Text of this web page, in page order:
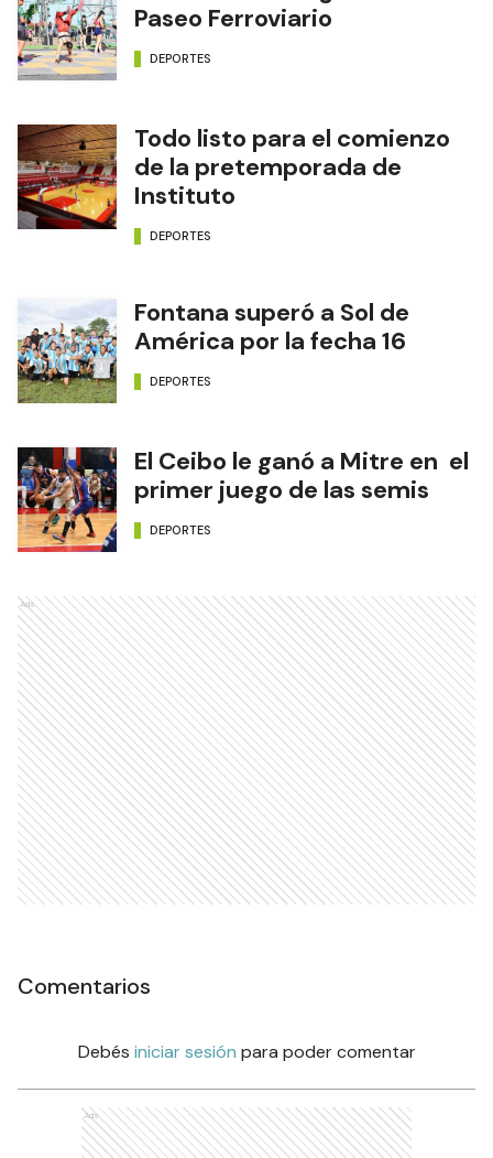
Paseo Ferroviario
DEPORTES
Todo listo para el comienzo
de la pretemporada de
Instituto
DEPORTES
Fontana superó a Sol de
América por la fecha 16
DEPORTES
El Ceibo le ganó a Mitre en el
primer juego de las semis
DEPORTES
Ads
Comentarios
Debés iniciar sesión para poder comentar
Ads